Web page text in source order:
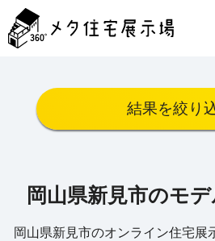
タ
住
結果を絞り
岡山県新見市のモ
岡山県新見市のオンライン住宅展